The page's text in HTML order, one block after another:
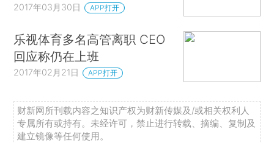
2017年03月30日 APP打开
乐视体育多名高管离职 CEO
回应称仍在上班
2017年02月21日 APP打开
财新网所刊载内容之知识产权为财新传媒及/或相关权利人
专属所有或持有。未经许可，禁止进行转载、摘编、复制及
建立镜像等任何使用。